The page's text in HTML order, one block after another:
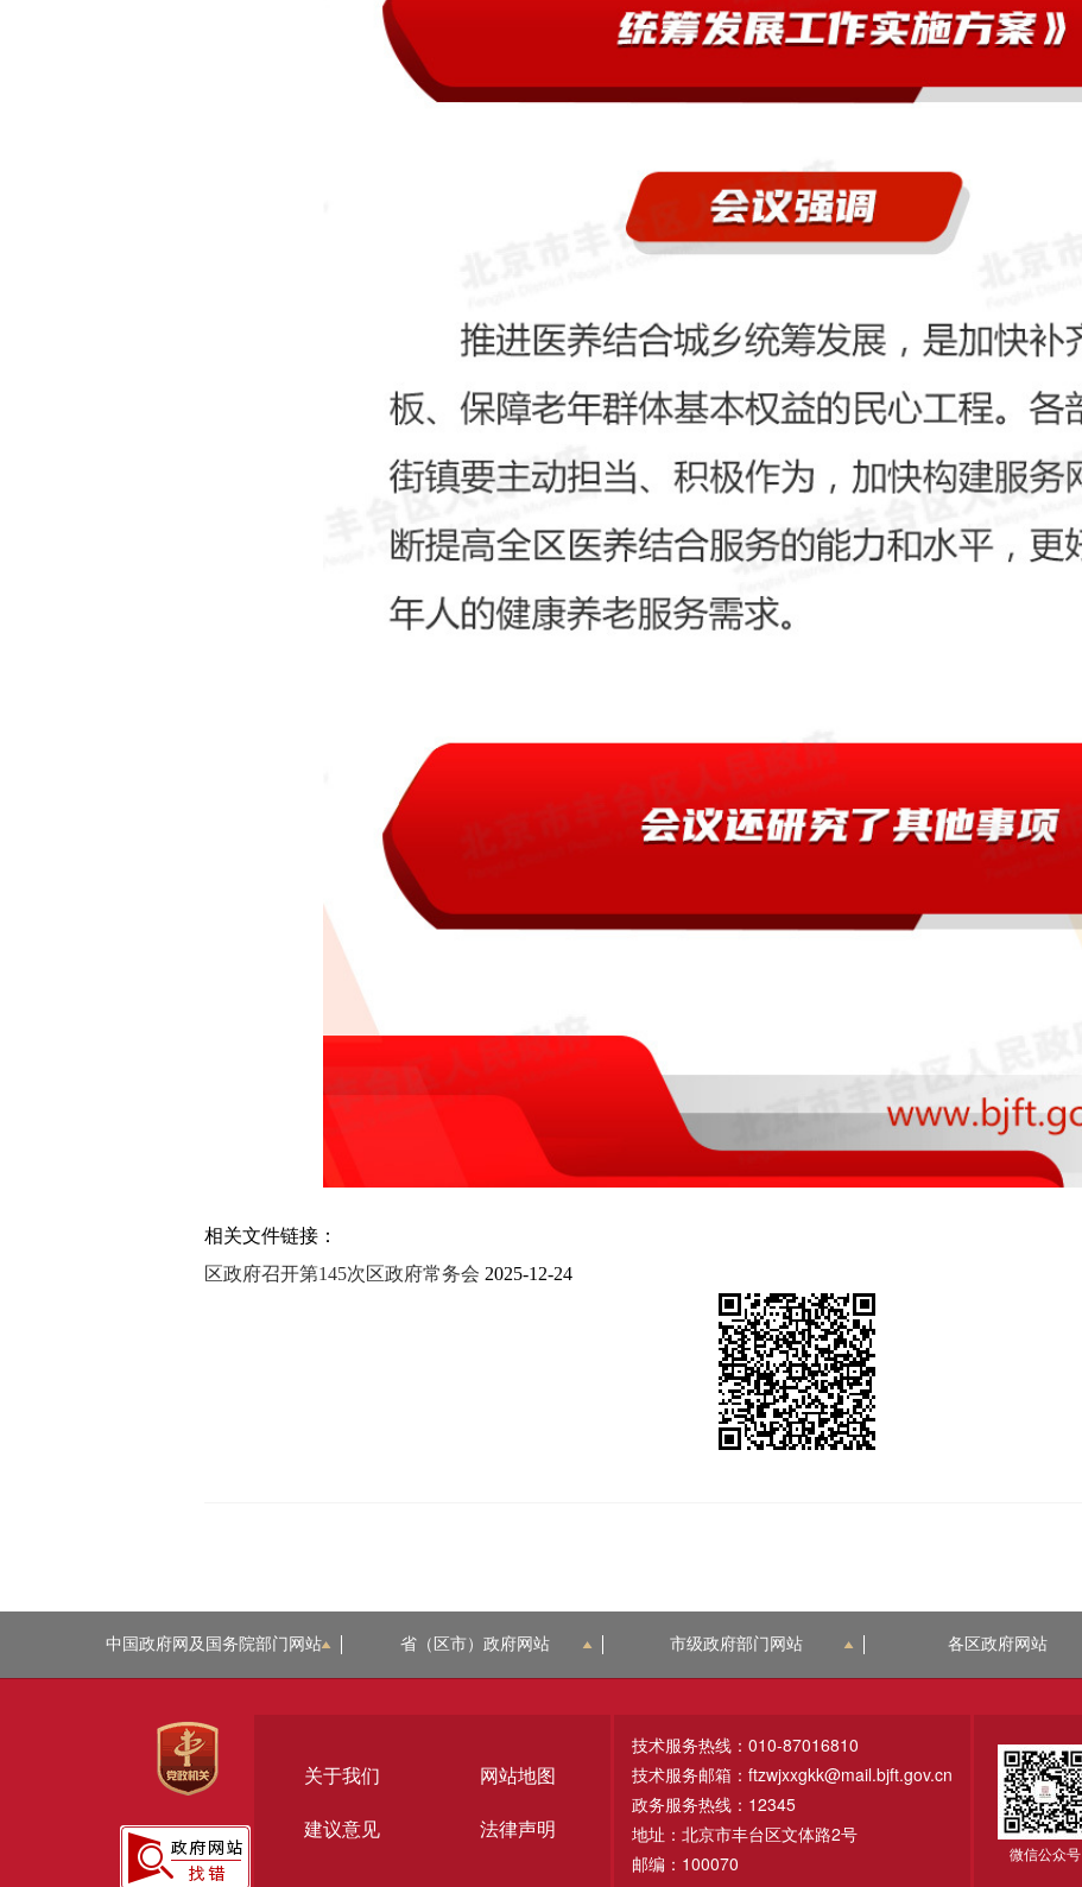
相关文件链接：
区政府召开第145次区政府常务会 2025-12-24
中国政府网及国务院部门网站 省（区市）政府网站 市级政府部门网站 各区政府网站
关于我们 网站地图
建议意见 法律声明
技术服务热线：010-87016810
技术服务邮箱：ftzwjxxgkk@mail.bjft.gov.cn
政务服务热线：12345
地址：北京市丰台区文体路2号
邮编：100070
微信公众号